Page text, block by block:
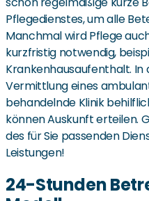
Pflegedienstes, um alle
Manchmal wird Pflege
kurzfristig notwendig,
Krankenhausaufenthalt. In
Vermittlung eines
behandelnde Klinik
können Auskunft erteilen.
des für Sie passenden
Leistungen!
24-Stunden